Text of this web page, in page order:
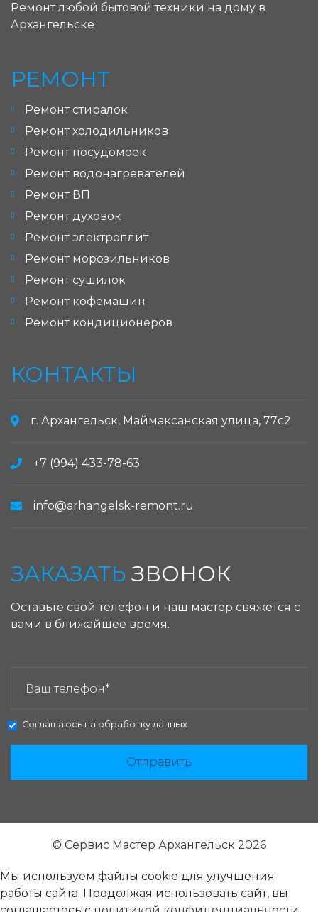
Ремонт любой бытовой техники на дому в
Архангельске
РЕМОНТ
Ремонт стиралок
Ремонт холодильников
Ремонт посудомоек
Ремонт водонагревателей
Ремонт ВП
Ремонт духовок
Ремонт электроплит
Ремонт морозильников
Ремонт сушилок
Ремонт кофемашин
Ремонт кондиционеров
КОНТАКТЫ
г. Архангельск, Маймаксанская улица, 77с2
+7 (994) 433-78-63
info@arhangelsk-remont.ru
ЗАКАЗАТЬ ЗВОНОК
Оставьте свой телефон и наш мастер свяжется с
вами в ближайшее время.
Соглашаюсь на обработку данных
Отправить
© Сервис Мастер Архангельск 2026
Мы используем файлы cookie для улучшения
работы сайта. Продолжая использовать сайт, вы